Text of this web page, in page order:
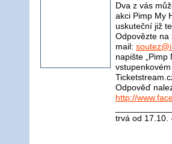
Dva z vás
akci Pimp My
uskuteční již
Odpovězte na
mail:
napište
Odpověď
http://
trvá od